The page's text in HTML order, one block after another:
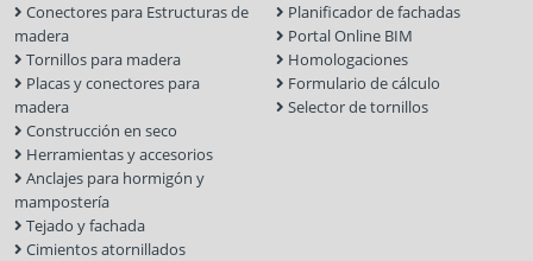
Conectores para Estructuras de
madera
Tornillos para madera
Placas y conectores para
madera
Construcción en seco
Herramientas y accesorios
Anclajes para hormigón y
mampostería
Tejado y fachada
Cimientos atornillados
Planificador de fachadas
Portal Online BIM
Homologaciones
Formulario de cálculo
Selector de tornillos